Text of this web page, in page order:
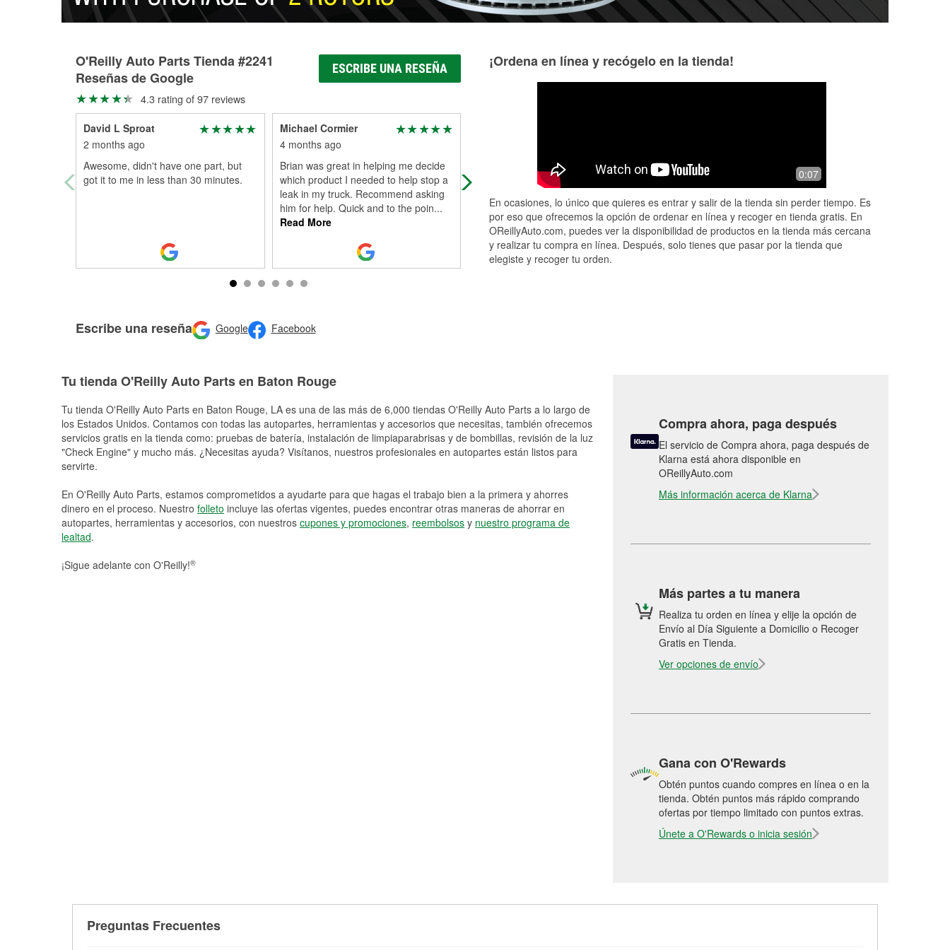
O'Reilly Auto Parts Tienda #2241
Reseñas de Google
ESCRIBE UNA RESEÑA
4.3 rating of 97 reviews
David L Sproat
2 months ago
Awesome, didn't have one part, but
got it to me in less than 30 minutes.
Michael Cormier
4 months ago
Brian was great in helping me decide
which product I needed to help stop a
leak in my truck. Recommend asking
him for help. Quick and to the poin...
Read More
Zachariah is always helpful,
professional and generous. Really
most people these days don't have the
extra fun... Read More
Absolutely amazing service, my
battery died on me today, I called this
much to help. Not only was she
extreme...Read More
Escribe una reseña Google Facebook
¡Ordena en línea y recógelo en la tienda!
0:07
En ocasiones, lo único que quieres es entrar y salir de la tienda sin perder tiempo. Es
por eso que ofrecemos la opción de ordenar en línea y recoger en tienda gratis. En
OReillyAuto.com, puedes ver la disponibilidad de productos en la tienda más cercana
y realizar tu compra en línea. Después, solo tienes que pasar por la tienda que
elegiste y recoger tu orden.
Tu tienda O'Reilly Auto Parts en Baton Rouge
Tu tienda O'Reilly Auto Parts en Baton Rouge, LA es una de las más de 6,000 tiendas O'Reilly Auto Parts a lo largo de
los Estados Unidos. Contamos con todas las autopartes, herramientas y accesorios que necesitas, también ofrecemos
servicios gratis en la tienda como: pruebas de batería, instalación de limpiaparabrisas y de bombillas, revisión de la luz
"Check Engine" y mucho más. ¿Necesitas ayuda? Visítanos, nuestros profesionales en autopartes están listos para
servirte.
En O'Reilly Auto Parts, estamos comprometidos a ayudarte para que hagas el trabajo bien a la primera y ahorres
dinero en el proceso. Nuestro folleto incluye las ofertas vigentes, puedes encontrar otras maneras de ahorrar en
autopartes, herramientas y accesorios, con nuestros cupones y promociones, reembolsos y nuestro programa de
lealtad.
¡Sigue adelante con O'Reilly!®
Compra ahora, paga después
El servicio de Compra ahora, paga después de
Klarna está ahora disponible en
OReillyAuto.com
Más información acerca de Klarna
Más partes a tu manera
Realiza tu orden en línea y elije la opción de
Envío al Día Siguiente a Domicilio o Recoger
Gratis en Tienda.
Ver opciones de envío
Gana con O'Rewards
Obtén puntos cuando compres en línea o en la
tienda. Obtén puntos más rápido comprando
ofertas por tiempo limitado con puntos extras.
Únete a O'Rewards o inicia sesión
Preguntas Frecuentes